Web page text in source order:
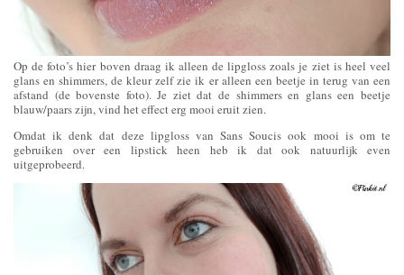
Op de foto’s hier boven draag ik alleen de lipgloss zoals je ziet is heel veel
glans en shimmers, de kleur zelf zie ik er alleen een beetje in terug van een
afstand (de bovenste foto). Je ziet dat de shimmers en glans een beetje
blauw/paars zijn, vind het effect erg mooi eruit zien.
Omdat ik denk dat deze lipgloss van Sans Soucis ook mooi is om te
gebruiken over een lipstick heen heb ik dat ook natuurlijk even
uitgeprobeerd.